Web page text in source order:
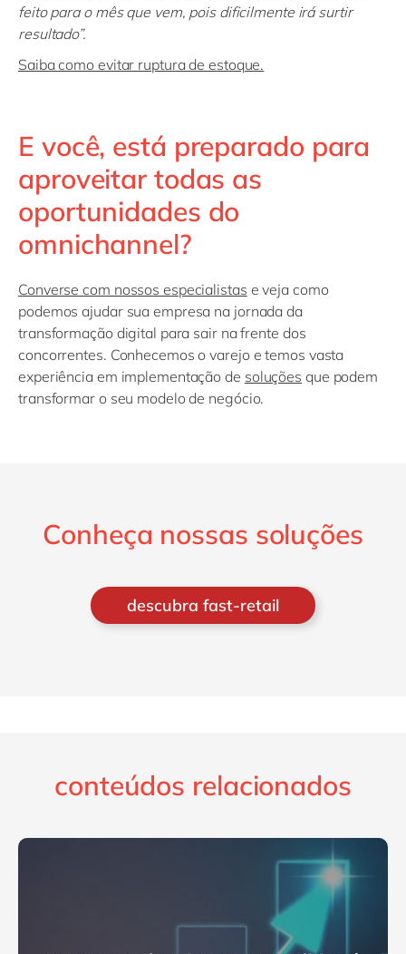
feito para o mês que vem, pois dificilmente irá surtir
resultado”.
Saiba como evitar ruptura de estoque.
E você, está preparado para
aproveitar todas as
oportunidades do
omnichannel?
Converse com nossos especialistas e veja como
podemos ajudar sua empresa na jornada da
transformação digital para sair na frente dos
concorrentes. Conhecemos o varejo e temos vasta
experiência em implementação de soluções que podem
transformar o seu modelo de negócio.
Conheça nossas soluções
descubra fast-retail
conteúdos relacionados